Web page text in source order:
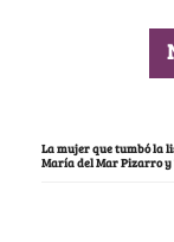
La mujer que tumbó la
María del Mar Pizarro y